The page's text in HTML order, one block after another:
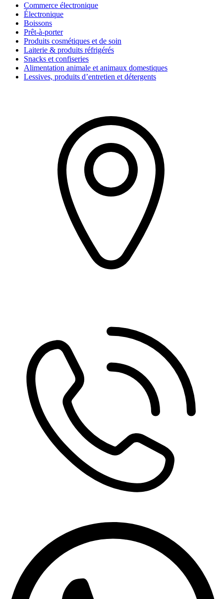
Commerce électronique
Électronique
Boissons
Prêt-à-porter
Produits cosmétiques et de soin
Laiterie & produits réfrigérés
Snacks et confiseries
Alimentation animale et animaux domestiques
Lessives, produits d’entretien et détergents